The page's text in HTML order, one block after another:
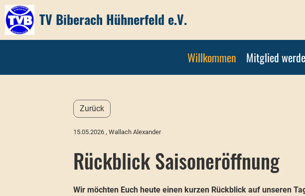
TV Biberach Hühnerfeld e.V.
Willkommen Mitglied
Zurück
15.05.2026 , Wallach Alexander
Rückblick Saisoneröffnung
Wir möchten Euch heute einen kurzen Rückblick auf unseren